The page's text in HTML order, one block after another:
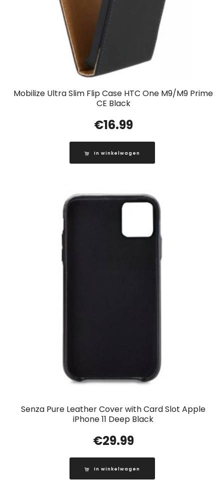
Mobilize Ultra Slim Flip Case HTC One M9/M9 Prime
CE Black
€16.99
In winkelwagen
Senza Pure Leather Cover with Card Slot Apple
iPhone 11 Deep Black
€29.99
In winkelwagen